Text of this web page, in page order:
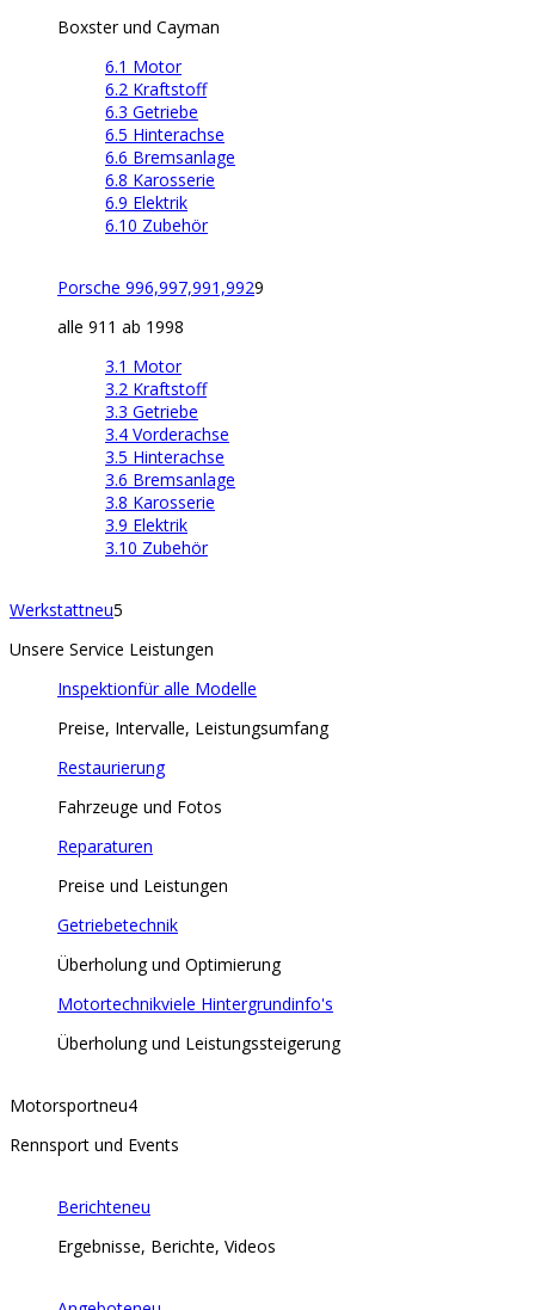
Boxster und Cayman
6.1 Motor
6.2 Kraftstoff
6.3 Getriebe
6.5 Hinterachse
6.6 Bremsanlage
6.8 Karosserie
6.9 Elektrik
6.10 Zubehör
Porsche 996,997,991,9929
alle 911 ab 1998
3.1 Motor
3.2 Kraftstoff
3.3 Getriebe
3.4 Vorderachse
3.5 Hinterachse
3.6 Bremsanlage
3.8 Karosserie
3.9 Elektrik
3.10 Zubehör
Werkstattneu5
Unsere Service Leistungen
Inspektionfür alle Modelle
Preise, Intervalle, Leistungsumfang
Restaurierung
Fahrzeuge und Fotos
Reparaturen
Preise und Leistungen
Getriebetechnik
Überholung und Optimierung
Motortechnikviele Hintergrundinfo's
Überholung und Leistungssteigerung
Motorsportneu4
Rennsport und Events
Berichteneu
Ergebnisse, Berichte, Videos